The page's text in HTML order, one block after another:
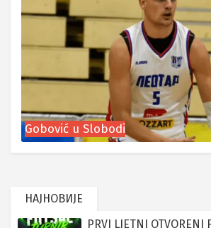
Gobović u Slobodi
НАЈНОВИЈЕ
PRVI LJETNI OTVORENI